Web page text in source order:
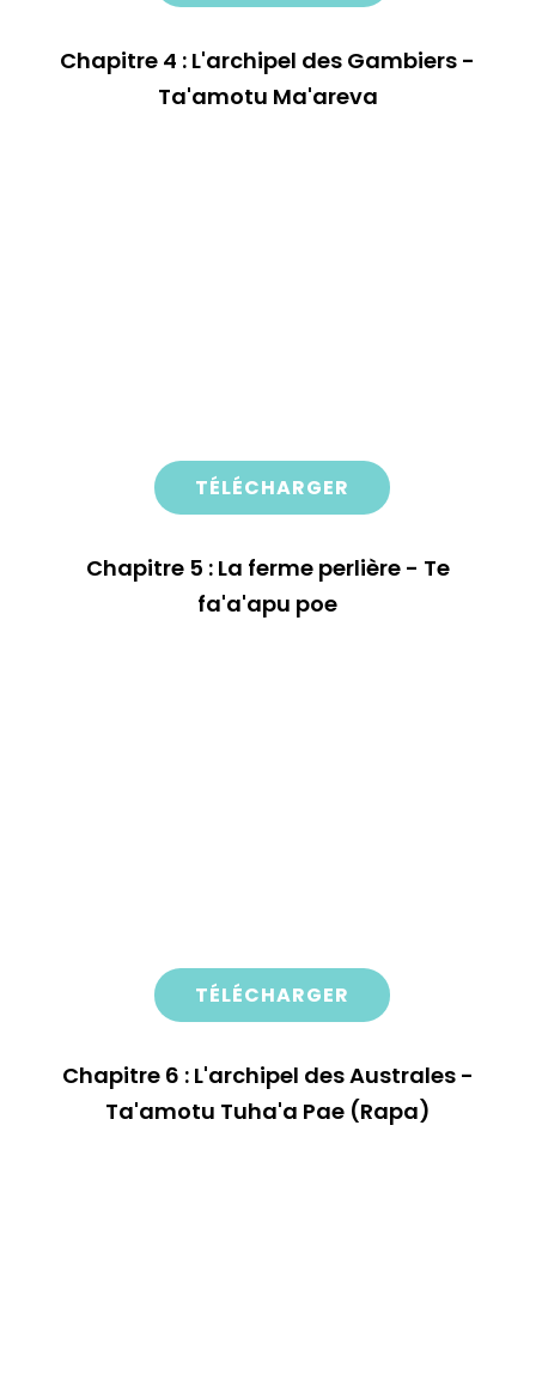
Chapitre 4 : L'archipel des Gambiers -
Ta'amotu Ma'areva
TÉLÉCHARGER
Chapitre 5 : La ferme perlière - Te
fa'a'apu poe
TÉLÉCHARGER
Chapitre 6 : L'archipel des Australes -
Ta'amotu Tuha'a Pae (Rapa)